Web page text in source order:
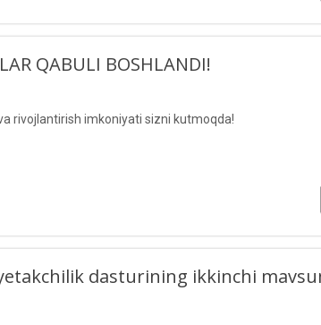
QABULI BOSHLANDI!
rivojlantirish imkoniyati sizni kutmoqda!
dasturining ikkinchi